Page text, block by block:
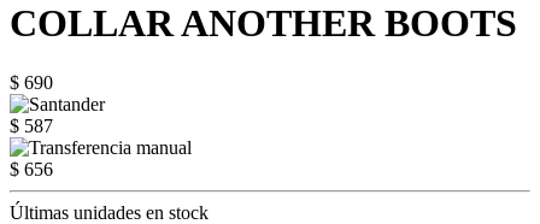
COLLAR ANOTHER BOOTS
$ 690
$ 587
$ 656
Últimas unidades en stock